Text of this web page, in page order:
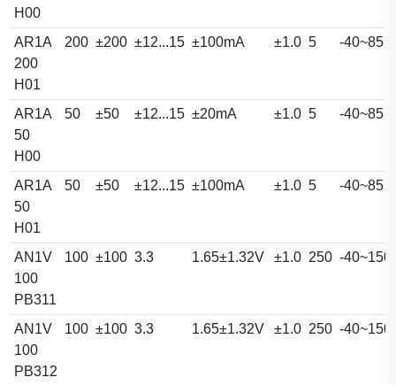
H00
AR1A
200
H01
200 ±200 ±12...15 ±100mA ±1.0 5 -40~85
AR1A
50
H00
50 ±50 ±12...15 ±20mA ±1.0 5 -40~85
AR1A
50
H01
50 ±50 ±12...15 ±100mA ±1.0 5 -40~85
AN1V
100
PB311
100 ±100 3.3 1.65±1.32V ±1.0 250 -40~150
AN1V
100
PB312
100 ±100 3.3 1.65±1.32V ±1.0 250 -40~150